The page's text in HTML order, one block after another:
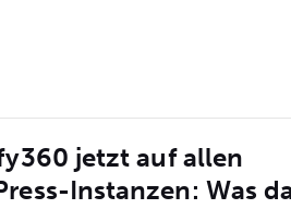
jetzt auf allen
Instanzen: Was